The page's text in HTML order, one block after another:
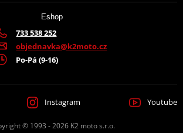
Eshop
733 538 252
objednavka@k2moto.cz
Po-Pá (9-16)
Instagram Youtube
© 1993 - 2026 K2 moto s.r.o.